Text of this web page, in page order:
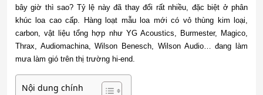
bây giờ thì sao? Tỷ lệ này đã thay đổi rất nhiều, đặc biệt ở phân
khúc loa cao cấp. Hàng loạt mẫu loa mới có vỏ thùng kim loại,
carbon, vật liệu tổng hợp như YG Acoustics, Burmester, Magico,
Thrax, Audiomachina, Wilson Benesch, Wilson Audio… đang làm
mưa làm gió trên thị trường hi-end.
Nội dung chính